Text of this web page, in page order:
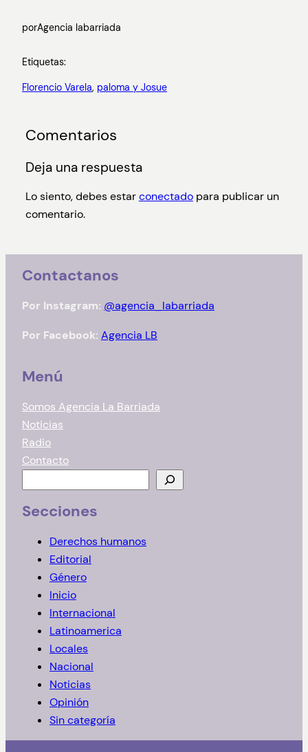
porAgencia labarriada
Etiquetas:
Florencio Varela, paloma y Josue
Comentarios
Deja una respuesta
Lo siento, debes estarconectadopara publicar un
comentario.
Contactanos
Por Instagram: @agencia_labarriada
Por Facebook: Agencia LB
Menú
Somos Agencia La Barriada
Noticias
Radio
Contacto
s
Secciones
Derechos humanos
Editorial
Género
Inicio
Internacional
Latinoamerica
Locales
Nacional
Noticias
Opinión
Sin categoría